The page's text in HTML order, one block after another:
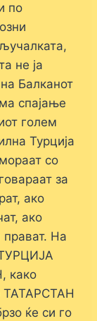
по
не ја
Балканот
спајање
голем
Турција
со
за
ако
ако
На
како
ТАТАРСТАН
ќе си го